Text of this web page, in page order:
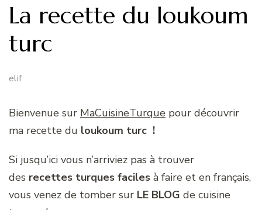
La recette du loukoum
turc
elif
Bienvenue sur MaCuisineTurque pour découvrir
ma recette du loukoum turc !
Si jusqu’ici vous n’arriviez pas à trouver
des recettes turques faciles à faire et en français,
vous venez de tomber sur LE BLOG de cuisine